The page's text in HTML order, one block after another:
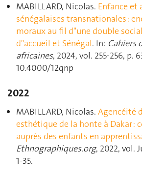
MABILLARD, Nicolas. Enfance et
sénégalaises transnationales :
moraux au fil d"une double
d"accueil et Sénégal. In: Cahiers
africaines, 2024, vol. 255-256, p.
10.4000/12qnp
2022
MABILLARD, Nicolas. Agencéité
esthétique de la honte à Dakar :
auprès des enfants en
Ethnographiques.org, 2022, vol.
1‑35.